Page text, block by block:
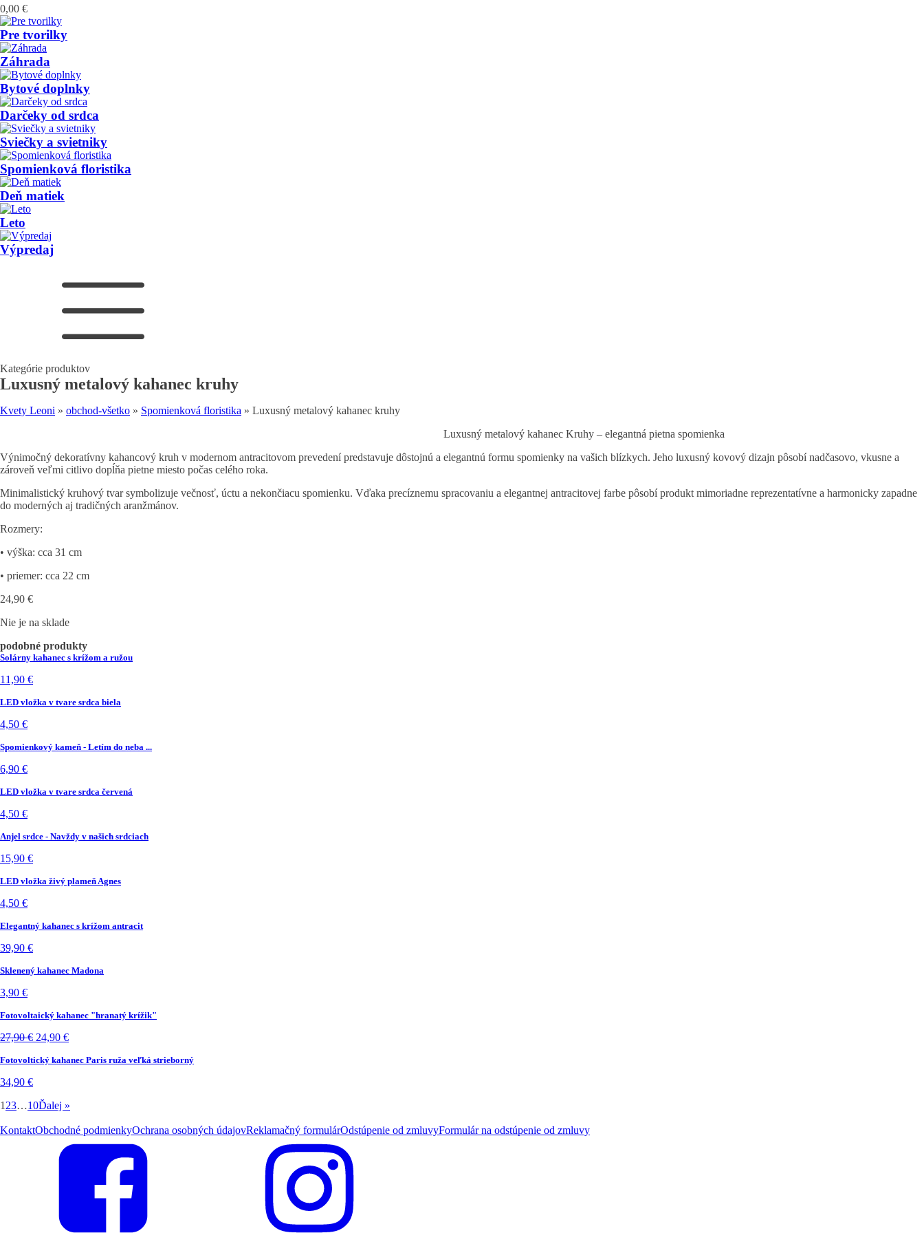
0,00 €
Pre tvorilky
Záhrada
Bytové doplnky
Darčeky od srdca
Sviečky a svietniky
Spomienková floristika
Deň matiek
Leto
Výpredaj
Kategórie produktov
Luxusný metalový kahanec kruhy
Kvety Leoni » obchod-všetko » Spomienková floristika » Luxusný metalový kahanec kruhy
Luxusný metalový kahanec Kruhy – elegantná pietna spomienka
Výnimočný dekoratívny kahancový kruh v modernom antracitovom prevedení predstavuje dôstojnú a elegantnú formu spomienky na vašich blízkych. Jeho luxusný kovový dizajn pôsobí nadčasovo, vkusne a
zároveň veľmi citlivo dopĺňa pietne miesto počas celého roka.
Minimalistický kruhový tvar symbolizuje večnosť, úctu a nekončiacu spomienku. Vďaka precíznemu spracovaniu a elegantnej antracitovej farbe pôsobí produkt mimoriadne reprezentatívne a harmonicky zapadne
do moderných aj tradičných aranžmánov.
Rozmery:
• výška: cca 31 cm
• priemer: cca 22 cm
24,90 €
Nie je na sklade
podobné produkty
Solárny kahanec s krížom a ružou
11,90 €
LED vložka v tvare srdca biela
4,50 €
Spomienkový kameň - Letím do neba ...
6,90 €
LED vložka v tvare srdca červená
4,50 €
Anjel srdce - Navždy v našich srdciach
15,90 €
LED vložka živý plameň Agnes
4,50 €
Elegantný kahanec s krížom antracit
39,90 €
Sklenený kahanec Madona
3,90 €
Fotovoltaický kahanec "hranatý krížik"
27,90€ Pôvodná
bola:
24,90 €Aktuálna
je:
Fotovoltický kahanec Paris ruža veľká strieborný
34,90 €
1 23…10Ďalej »
KontaktObchodné podmienkyOchrana osobných údajovReklamačný formulárOdstúpenie od zmluvyFormulár na odstúpenie od zmluvy